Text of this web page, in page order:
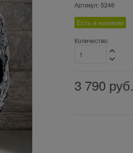
Артикул: 5246
Есть в наличии
Количество:
3 790 руб.